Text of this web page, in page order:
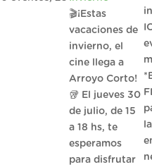
🎬¡Estas
vacaciones de
invierno, el
cine llega a
Arroyo Corto!
🥡 El jueves 30
de julio, de 15
a 18 hs, te
esperamos
para disfrutar